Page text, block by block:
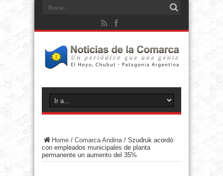
Home / Comarca Andina/ Szudruk acordó
con empleados municipales de planta
permanente un aumento del 35%